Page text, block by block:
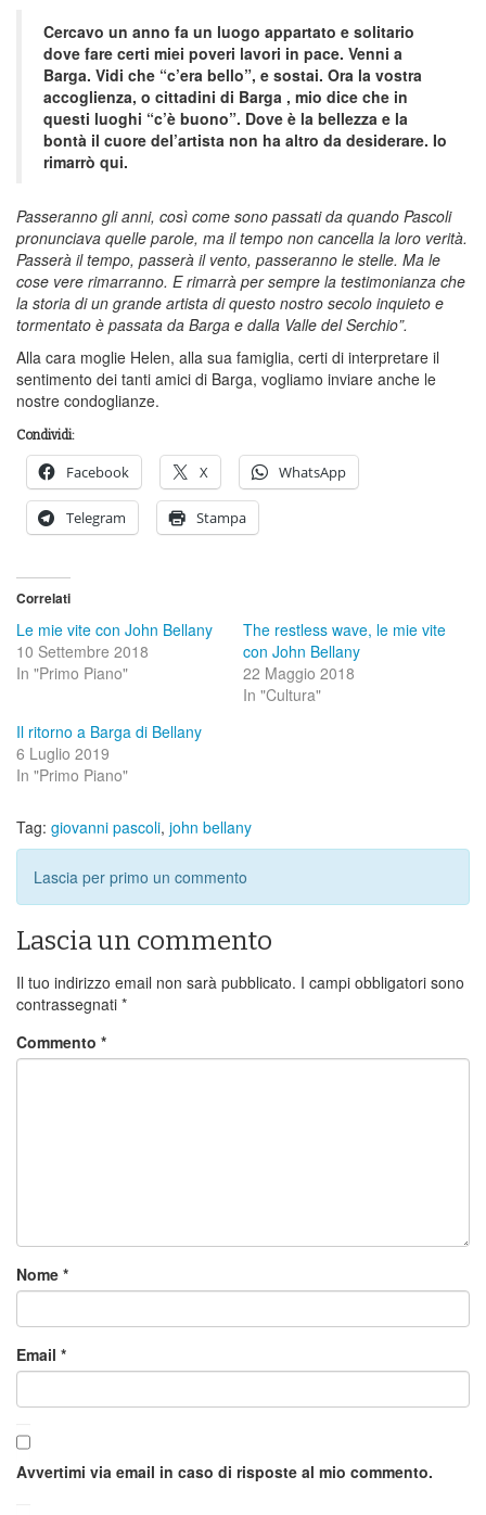
Cercavo un anno fa un luogo appartato e solitario
dove fare certi miei poveri lavori in pace. Venni a
Barga. Vidi che “c’era bello”, e sostai. Ora la vostra
accoglienza, o cittadini di Barga , mio dice che in
questi luoghi “c’è buono”. Dove è la bellezza e la
bontà il cuore del’artista non ha altro da desiderare. Io
rimarrò qui.
Passeranno gli anni, così come sono passati da quando Pascoli
pronunciava quelle parole, ma il tempo non cancella la loro verità.
Passerà il tempo, passerà il vento, passeranno le stelle. Ma le
cose vere rimarranno. E rimarrà per sempre la testimonianza che
la storia di un grande artista di questo nostro secolo inquieto e
tormentato è passata da Barga e dalla Valle del Serchio”.
Alla cara moglie Helen, alla sua famiglia, certi di interpretare il
sentimento dei tanti amici di Barga, vogliamo inviare anche le
nostre condoglianze.
Condividi:
Facebook X WhatsApp
Telegram Stampa
Correlati
Le mie vite con John Bellany
10 Settembre 2018
In "Primo Piano"
The restless wave, le mie vite
con John Bellany
22 Maggio 2018
In "Cultura"
Il ritorno a Barga di Bellany
6 Luglio 2019
In "Primo Piano"
Tag: giovanni pascoli, john bellany
Lascia per primo un commento
Lascia un commento
Il tuo indirizzo email non sarà pubblicato. I campi obbligatori sono
contrassegnati *
Commento *
Nome *
Email *
Avvertimi via email in caso di risposte al mio commento.